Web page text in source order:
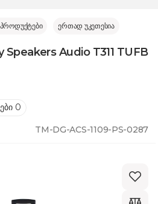
პროდუქტები ერთად უკეთესია
Audio T311 TUFB
0
TM-DG-ACS-1109-PS-0287